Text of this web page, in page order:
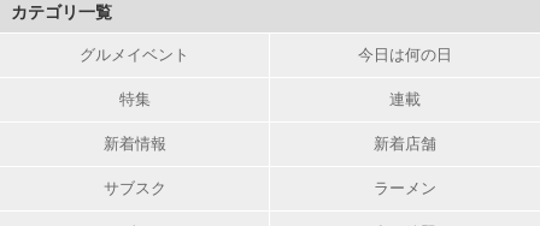
カテゴリ一覧
グルメイベント 今日は何の日
特集 連載
新着情報 新着店舗
サブスク ラーメン